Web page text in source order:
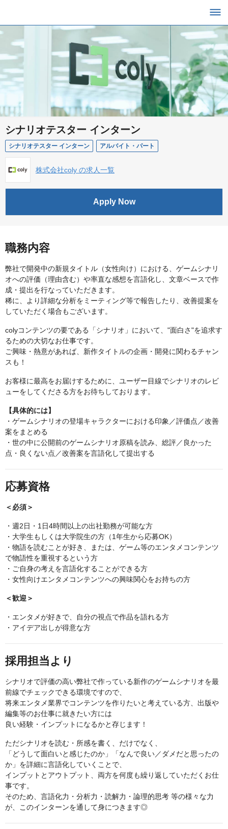
シナリオテスター インターン
シナリオテスター インターン アルバイト・パート
株式会社coly の求人一覧
Apply Now
職務内容
弊社で開発中の新規タイトル（女性向け）における、ゲームシナリ
オへの評価（理由含む）や率直な感想を言語化し、文章ベースで作
成・提出を行なっていただきます。
稀に、より詳細な分析をミーティング等で報告したり、改善提案を
していただく場合もございます。
colyコンテンツの要である「シナリオ」において、"面白さ"を追求す
るための大切なお仕事です。
ご興味・熱意があれば、新作タイトルの企画・開発に関わるチャン
スも！
お客様に最高をお届けするために、ユーザー目線でシナリオのレビ
ューをしてくださる方をお待ちしております。
【具体的には】
・ゲームシナリオの登場キャラクターにおける印象／評価点／改善
案をまとめる
・世の中に公開前のゲームシナリオ原稿を読み、総評／良かった
点・良くない点／改善案を言語化して提出する
応募資格
＜必須＞
・週2日・1日4時間以上の出社勤務が可能な方
・大学生もしくは大学院生の方（1年生から応募OK）
・物語を読むことが好き、または、ゲーム等のエンタメコンテンツ
で物語性を重視するという方
・ご自身の考えを言語化することができる方
・女性向けエンタメコンテンツへの興味関心をお持ちの方
＜歓迎＞
・エンタメが好きで、自分の視点で作品を語れる方
・アイデア出しが得意な方
採用担当より
シナリオで評価の高い弊社で作っている新作のゲームシナリオを最
前線でチェックできる環境ですので、
将来エンタメ業界でコンテンツを作りたいと考えている方、出版や
編集等のお仕事に就きたい方には
良い経験・インプットになるかと存じます！
ただシナリオを読む・所感を書く、だけでなく、
「どうして面白いと感じたのか」「なんで良い／ダメだと思ったの
か」を詳細に言語化していくことで、
インプットとアウトプット、両方を何度も繰り返していただくお仕
事です。
そのため、言語化力・分析力・読解力・論理的思考 等の様々な力
が、このインターンを通して身につきます◎